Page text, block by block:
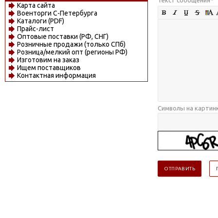
Карта сайта
Военторги С-Петербурга
Каталоги (PDF)
Прайс-лист
Оптовые поставки (РФ, СНГ)
Розничные продажи (только СПб)
Розница/мелкий опт (регионы РФ)
Изготовим на заказ
Ищем поставщиков
Контактная информация
Символы на